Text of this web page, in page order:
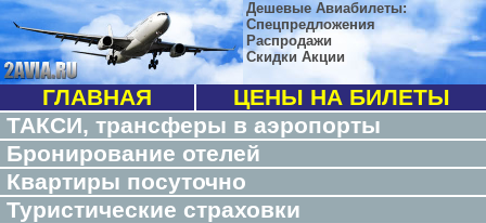
Дешевые Авиабилеты:
Спецпредложения
Распродажи
Скидки Акции
ГЛАВНАЯ
ЦЕНЫ НА БИЛЕТЫ
ТАКСИ, трансферы в аэропорты
Бронирование отелей
Квартиры посуточно
Туристические страховки